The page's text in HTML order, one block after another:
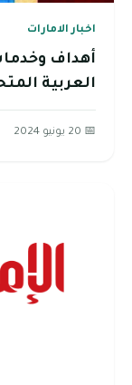
اخبار الامارات
أهداف
العربية
📅 20 يونيو 2024